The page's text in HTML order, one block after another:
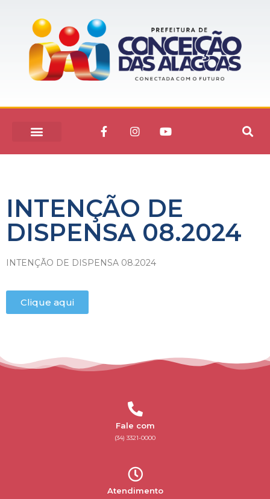
INTENÇÃO DE
DISPENSA 08.2024
INTENÇÃO DE DISPENSA 08.2024
Clique aqui
Fale com
(34) 3321-0000
Atendimento